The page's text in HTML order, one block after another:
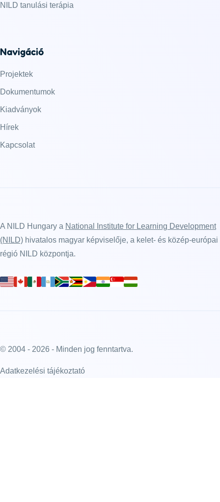
NILD tanulási terápia
Navigáció
Projektek
Dokumentumok
Kiadványok
Hírek
Kapcsolat
A NILD Hungary a National Institute for Learning Development
(NILD) hivatalos magyar képviselője, a kelet- és közép-európai
régió NILD központja.
© 2004 - 2026 - Minden jog fenntartva.
Adatkezelési tájékoztató